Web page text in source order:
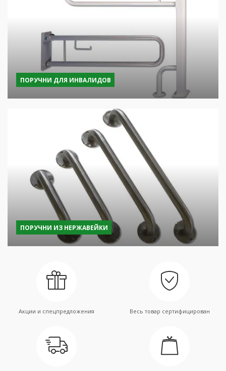
ПОРУЧНИ ДЛЯ ИНВАЛИДОВ
ПОРУЧНИ ИЗ НЕРЖАВЕЙКИ
Акции и спецпредложения Весь товар сертифицирован